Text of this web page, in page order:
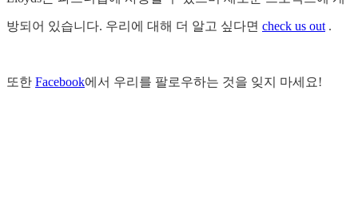
방되어 있습니다. 우리에 대해 더 알고 싶다면 check us out .
또한 Facebook에서 우리를 팔로우하는 것을 잊지 마세요!